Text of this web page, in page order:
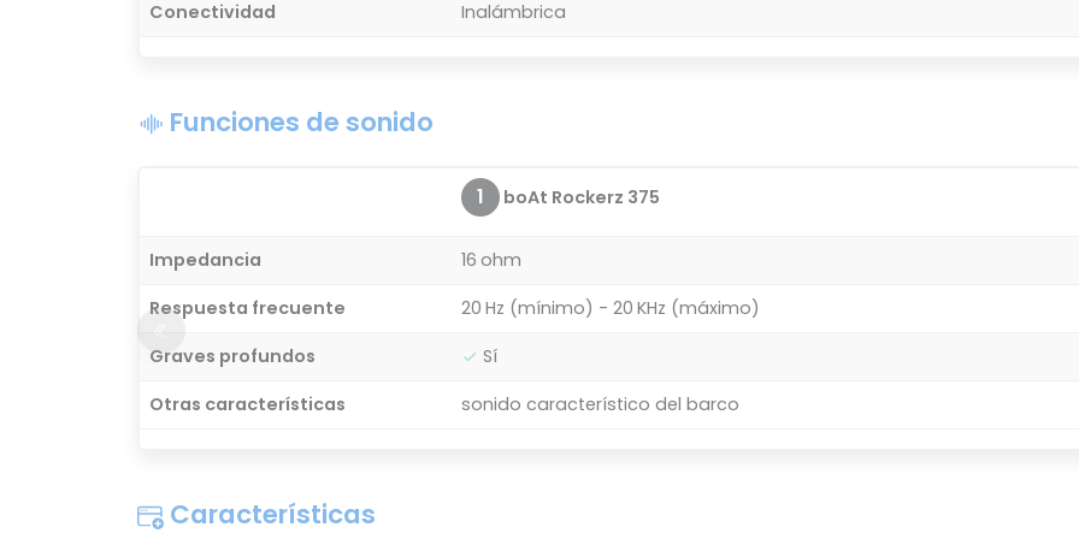
Conectividad Inalámbrica
Funciones de sonido
1 boAt Rockerz 375
Impedancia
16 ohm
Respuesta frecuente
20 Hz (mínimo) - 20 KHz (máximo)
Graves profundos
Sí
Otras características
sonido característico del barco
Características